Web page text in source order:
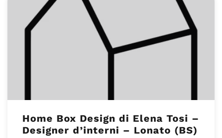
Home Box Design di Elena Tosi –
Designer d’interni – Lonato (BS)